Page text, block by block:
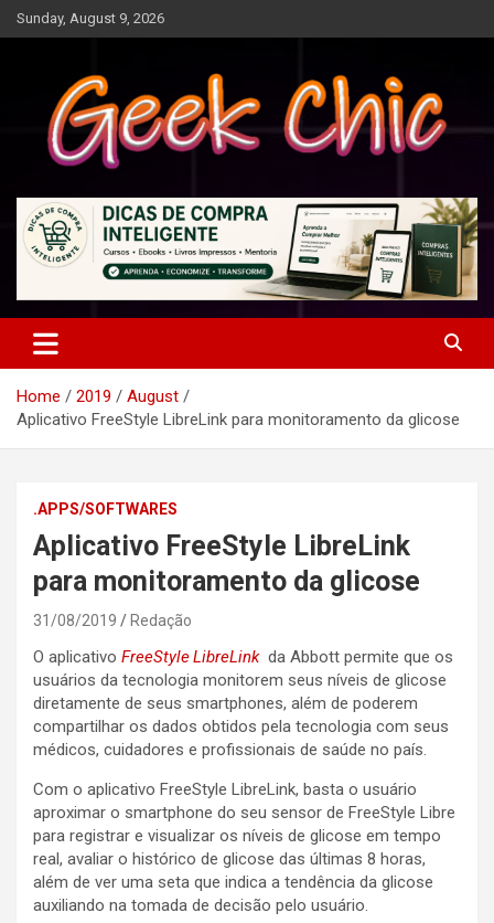
Skip
to
Sunday, August 9, 2026
Geek Chic
Home 2019
August
Aplicativo FreeStyle LibreLink para monitoramento da glicose
.APPS/SOFTWARES
Aplicativo FreeStyle LibreLink
para monitoramento da glicose
31/08/2019 Redação
O aplicativo FreeStyleLibreLinkda Abbott permite que os
usuários da tecnologia monitorem seus níveis de glicose
diretamente de seus smartphones, além de poderem
compartilhar os dados obtidos pela tecnologia com seus
médicos, cuidadores e profissionais de saúde no país.
Com o aplicativo FreeStyle LibreLink, basta o usuário
aproximar o smartphone do seu sensor de FreeStyle Libre
para registrar e visualizar os níveis de glicose em tempo
real, avaliar o histórico de glicose das últimas 8 horas,
além de ver uma seta que indica a tendência da glicose
auxiliando na tomada de decisão pelo usuário.